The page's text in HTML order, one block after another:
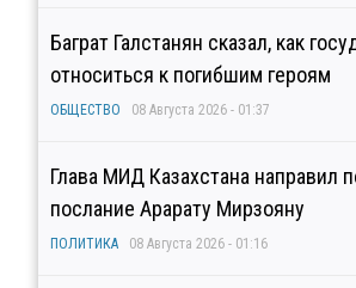
Баграт Галстанян сказал, как
относиться к погибшим героям
ОБЩЕСТВО 08 Августа 2026 - 01:37
Глава МИД Казахстана направил
послание Арарату Мирзояну
ПОЛИТИКА 08 Августа 2026 - 01:16